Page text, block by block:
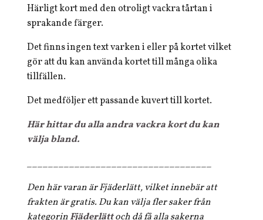
Härligt kort med den otroligt vackra tårtan i
sprakande färger.
Det finns ingen text varken i eller på kortet vilket
gör att du kan använda kortet till många olika
tillfällen.
Det medföljer ett passande kuvert till kortet.
Här hittar du alla andra vackra kort du kan
välja bland.
___________________________________
Den här varan är Fjäderlätt, vilket innebär att
frakten är gratis. Du kan välja fler saker från
kategorinFjäderlättoch då få alla sakerna